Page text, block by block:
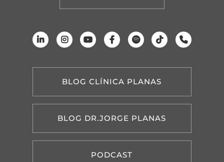
BLOG CLÍNICA PLANAS
BLOG DR.JORGE PLANAS
PODCAST